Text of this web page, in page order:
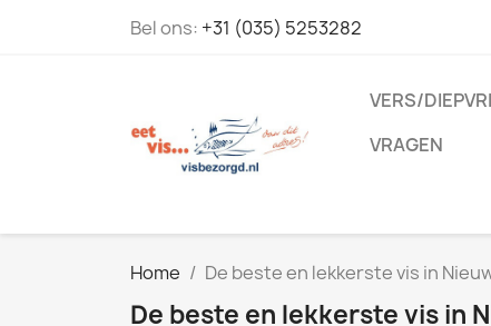
Bel ons: +31 (035) 5253282
VERS/
VRAGEN
Home De beste en lekkerste vis in
De beste en lekkerste vis in